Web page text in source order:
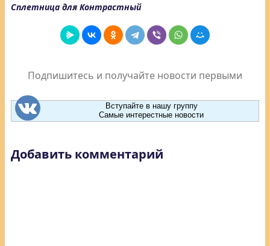
Сплетница для Контрастный
Подпишитесь и получайте новости первыми
Вступайте в нашу группу
Самые интерестные новости
Добавить комментарий